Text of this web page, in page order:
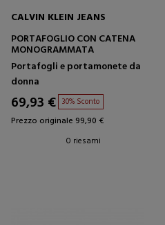
CALVIN KLEIN JEANS
PORTAFOGLIO CON CATENA
MONOGRAMMATA
Portafogli e portamonete da
donna
69,93 € 30% Sconto
Prezzo originale 99,90 €
0 riesami